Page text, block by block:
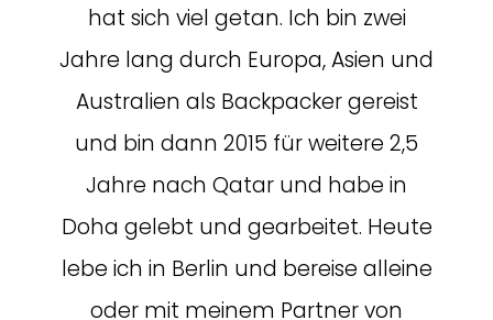
hat sich viel getan. Ich bin zwei
Jahre lang durch Europa, Asien und
Australien als Backpacker gereist
und bin dann 2015 für weitere 2,5
Jahre nach Qatar und habe in
Doha gelebt und gearbeitet. Heute
lebe ich in Berlin und bereise alleine
oder mit meinem Partner von